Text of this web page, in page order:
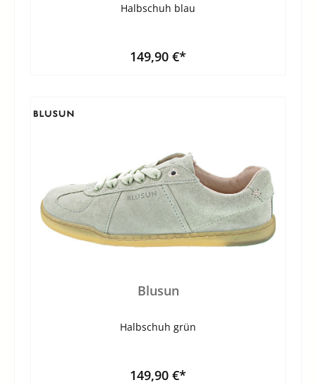
Halbschuh blau
149,90 €*
Blusun
Halbschuh grün
149,90 €*